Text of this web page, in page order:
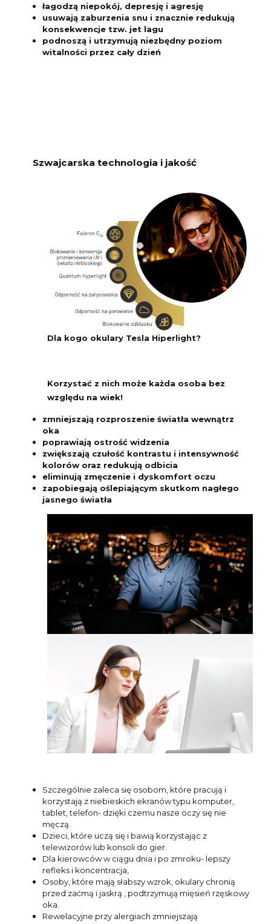
łagodzą niepokój, depresję i agresję
usuwają zaburzenia snu i znacznie redukują
konsekwencje tzw. jet lagu
podnoszą i utrzymują niezbędny poziom
witalności przez cały dzień
Szwajcarska technologia i jakość
Dla kogo okulary Tesla Hiperlight?
Korzystać z nich może każda osoba bez
względu na wiek!
zmniejszają rozproszenie światła wewnątrz
oka
poprawiają ostrość widzenia
zwiększają czułość kontrastu i intensywność
kolorów oraz redukują odbicia
eliminują zmęczenie i dyskomfort oczu
zapobiegają oślepiającym skutkom nagłego
jasnego światła
Szczególnie zaleca się osobom, które pracują i
korzystają z niebieskich ekranów typu komputer,
tablet, telefon- dzięki czemu nasze oczy się nie
męczą.
Dzieci, które uczą się i bawią korzystając z
telewizorów lub konsoli do gier.
Dla kierowców w ciągu dnia i po zmroku- lepszy
refleks i koncentracja,
Osoby, które mają słabszy wzrok, okulary chronią
przed zaćmą i jaskrą , podtrzymują mięsień rzęskowy
oka.
Rewelacyjne przy alergiach zmniejszają